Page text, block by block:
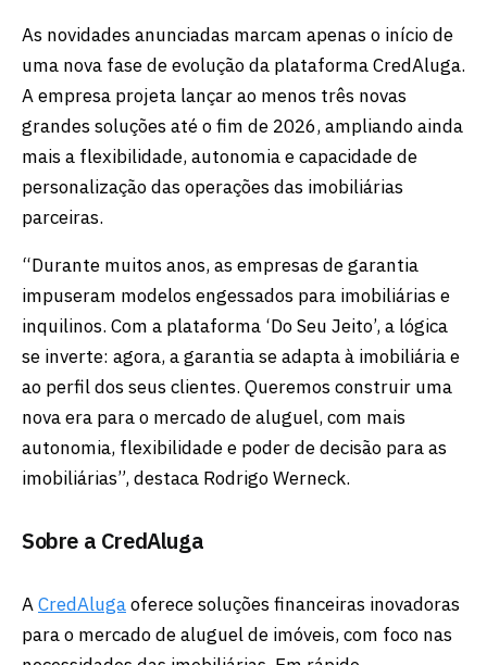
As novidades anunciadas marcam apenas o início de
uma nova fase de evolução da plataforma CredAluga.
A empresa projeta lançar ao menos três novas
grandes soluções até o fim de 2026, ampliando ainda
mais a flexibilidade, autonomia e capacidade de
personalização das operações das imobiliárias
parceiras.
“Durante muitos anos, as empresas de garantia
impuseram modelos engessados para imobiliárias e
inquilinos. Com a plataforma ‘Do Seu Jeito’, a lógica
se inverte: agora, a garantia se adapta à imobiliária e
ao perfil dos seus clientes. Queremos construir uma
nova era para o mercado de aluguel, com mais
autonomia, flexibilidade e poder de decisão para as
imobiliárias”, destaca Rodrigo Werneck.
Sobre a CredAluga
ACredAlugaoferece soluções financeiras inovadoras
para o mercado de aluguel de imóveis, com foco nas